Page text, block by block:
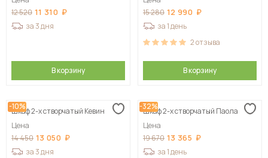
12 520 11 310
за 3 дня
В корзину
15 280 12 990
за 1 день
2отзыва
В корзину
-10%
Шкаф 2-х створчатый Кевин
Цена
14 450 13 050
за 3 дня
-32%
Шкаф 2-х створчатый Паола
Цена
19 670 13 365
за 1 день